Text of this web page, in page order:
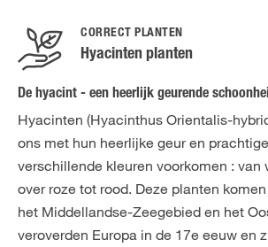
CORRECT PLANTEN
Hyacinten planten
De hyacint - een heerlijk geurende
Hyacinten (Hyacinthus Orientalis-
ons met hun heerlijke geur en
verschillende kleuren voorkomen : van
over roze tot rood. Deze planten
het Middellandse-Zeegebied en het
veroverden Europa in de 17e eeuw en